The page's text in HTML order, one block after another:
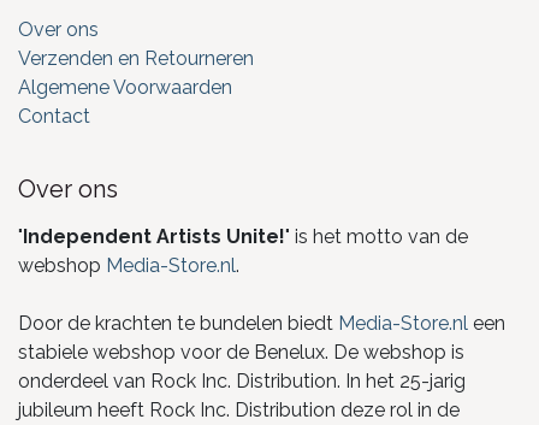
Over ons
Verzenden en Retourneren
Algemene Voorwaarden
Contact
Over ons
"Independent Artists Unite!" is het motto van de
webshop Media-Store.nl.
Door de krachten te bundelen biedt Media-Store.nl een
stabiele webshop voor de Benelux. De webshop is
onderdeel van Rock Inc. Distribution. In het 25-jarig
jubileum heeft Rock Inc. Distribution deze rol in de